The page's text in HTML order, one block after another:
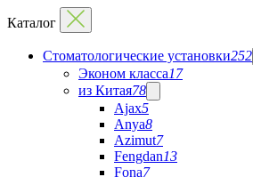
Каталог
Стоматологические установки252
Эконом класса17
из Китая78
Ajax5
Anya8
Azimut7
Fengdan13
Fona7